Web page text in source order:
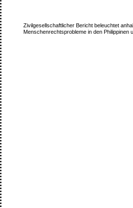
Zivilgesellschaftlicher Bericht beleuchtet
Menschenrechtsprobleme in den Philippinen